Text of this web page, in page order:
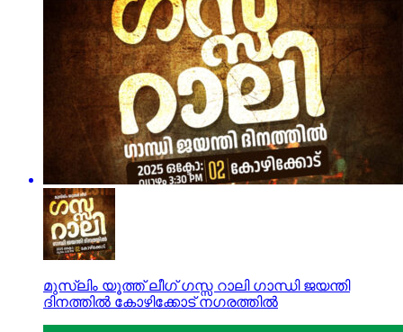
മുസ്‌ലിം യൂത്ത് ലീഗ് ഗസ്സ റാലി ഗാന്ധി ജയന്തി
ദിനത്തിൽ കോഴിക്കോട് നഗരത്തിൽ